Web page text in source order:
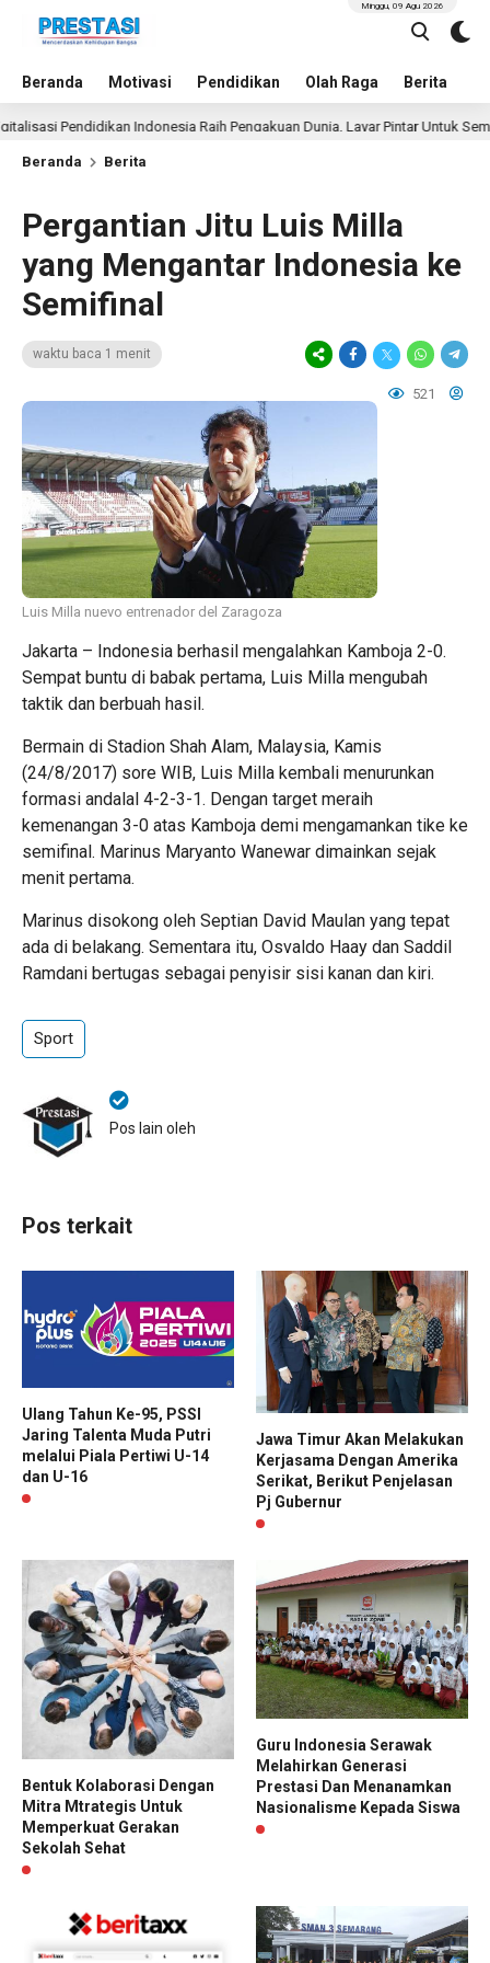
Beranda Motivasi Pendidikan Olah Raga Berita
Minggu, 09 Agu 2026
Pendidikan Indonesia Raih Pengakuan Dunia, Layar Pintar Untuk Semua
Beranda Berita
Pergantian Jitu Luis Milla
yang Mengantar Indonesia ke
Semifinal
waktu baca 1 menit
521
Luis Milla nuevo entrenador del Zaragoza
Jakarta – Indonesia berhasil mengalahkan Kamboja 2-0.
Sempat buntu di babak pertama, Luis Milla mengubah
taktik dan berbuah hasil.
Bermain di Stadion Shah Alam, Malaysia, Kamis
(24/8/2017) sore WIB, Luis Milla kembali menurunkan
formasi andalal 4-2-3-1. Dengan target meraih
kemenangan 3-0 atas Kamboja demi mengamankan tike ke
semifinal. Marinus Maryanto Wanewar dimainkan sejak
menit pertama.
Marinus disokong oleh Septian David Maulan yang tepat
ada di belakang. Sementara itu, Osvaldo Haay dan Saddil
Ramdani bertugas sebagai penyisir sisi kanan dan kiri.
Sport
Pos lain oleh
Pos terkait
Ulang Tahun Ke-95, PSSI
Jaring Talenta Muda Putri
melalui Piala Pertiwi U-14
dan U-16
Jawa Timur Akan Melakukan
Kerjasama Dengan Amerika
Serikat, Berikut Penjelasan
Pj Gubernur
Bentuk Kolaborasi Dengan
Mitra Mtrategis Untuk
Memperkuat Gerakan
Sekolah Sehat
Guru Indonesia Serawak
Melahirkan Generasi
Prestasi Dan Menanamkan
Nasionalisme Kepada Siswa